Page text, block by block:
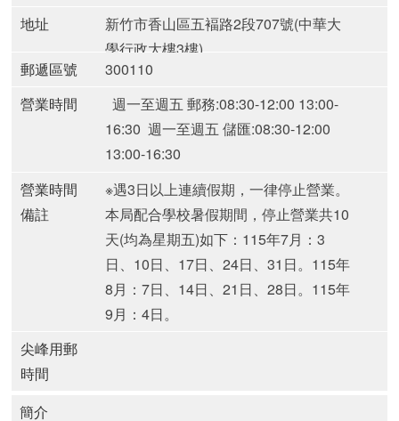
地址
新竹市香山區五褔路2段707號(中華大
學行政大樓3樓)
郵遞區號
300110
營業時間
週一至週五 郵務:08:30-12:00 13:00-
16:30 週一至週五 儲匯:08:30-12:00
13:00-16:30
營業時間
備註
※遇3日以上連續假期，一律停止營業。
本局配合學校暑假期間，停止營業共10
天(均為星期五)如下： 115年7月：3
日、10日、17日、24日、31日。 115年
8月：7日、14日、21日、28日。 115年
9月：4日。
尖峰用郵
時間
簡介